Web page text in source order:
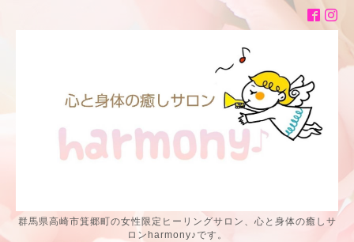
群馬県高崎市箕郷町の女性限定ヒーリングサロン、心と身体の癒しサ
ロンharmony♪です。